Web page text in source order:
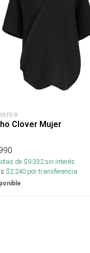
R
Clover Mujer
de $9.332sin interés
$2.240 por transferencia.